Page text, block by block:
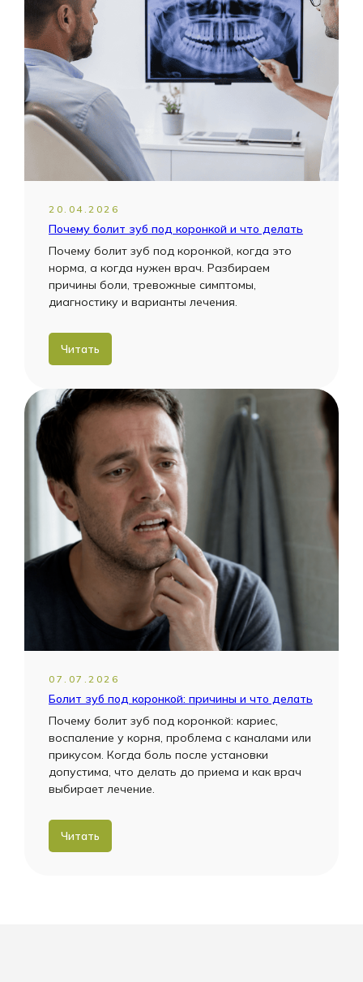
20.04.2026
Почему болит зуб под коронкой и что делать
Почему болит зуб под коронкой, когда это
норма, а когда нужен врач. Разбираем
причины боли, тревожные симптомы,
диагностику и варианты лечения.
Читать
07.07.2026
Болит зуб под коронкой: причины и что делать
Почему болит зуб под коронкой: кариес,
воспаление у корня, проблема с каналами или
прикусом. Когда боль после установки
допустима, что делать до приема и как врач
выбирает лечение.
Читать